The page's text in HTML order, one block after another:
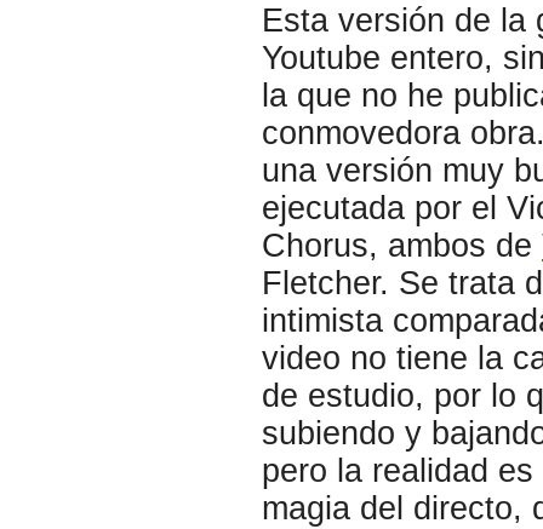
Esta versión de la
Youtube entero,
la que no he
conmovedora
una versión muy
ejecutada por el
Chorus, ambos de
Fletcher. Se trata
intimista
video no tiene la
de estudio, por lo
subiendo y
pero la realidad
magia del directo,